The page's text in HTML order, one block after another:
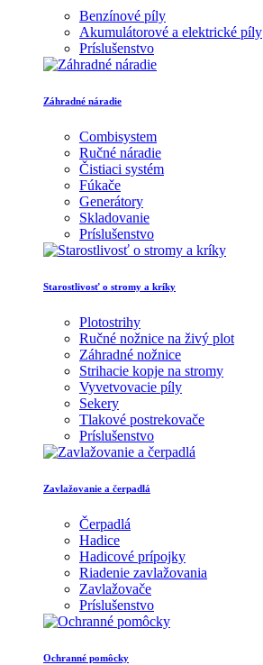
Benzínové píly
Akumulátorové a elektrické píly
Príslušenstvo
Záhradné náradie
Combisystem
Ručné náradie
Čistiaci systém
Fúkače
Generátory
Skladovanie
Príslušenstvo
Starostlivosť o stromy a kríky
Plotostrihy
Ručné nožnice na živý plot
Záhradné nožnice
Strihacie kopje na stromy
Vyvetvovacie píly
Sekery
Tlakové postrekovače
Príslušenstvo
Zavlažovanie a čerpadlá
Čerpadlá
Hadice
Hadicové prípojky
Riadenie zavlažovania
Zavlažovače
Príslušenstvo
Ochranné pomôcky